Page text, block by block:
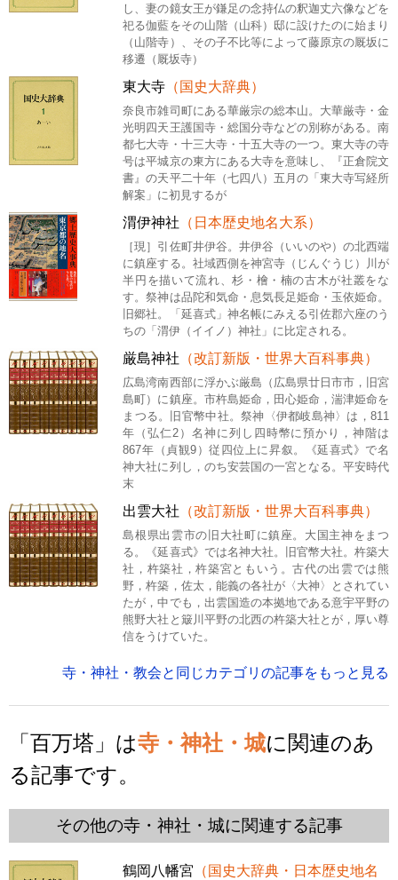
し、妻の鏡女王が鎌足の念持仏の釈迦丈六像などを
祀る伽藍をその山階（山科）邸に設けたのに始まり
（山階寺）、その子不比等によって藤原京の厩坂に
移遷（厩坂寺）
東大寺 （国史大辞典）
奈良市雑司町にある華厳宗の総本山。大華厳寺・金
光明四天王護国寺・総国分寺などの別称がある。南
都七大寺・十三大寺・十五大寺の一つ。東大寺の寺
号は平城京の東方にある大寺を意味し、『正倉院文
書』の天平二十年（七四八）五月の「東大寺写経所
解案」に初見するが
渭伊神社 （日本歴史地名大系）
［現］引佐町井伊谷。井伊谷（いいのや）の北西端
に鎮座する。社域西側を神宮寺（じんぐうじ）川が
半円を描いて流れ、杉・檜・楠の古木が社叢をな
す。祭神は品陀和気命・息気長足姫命・玉依姫命。
旧郷社。「延喜式」神名帳にみえる引佐郡六座のう
ちの「渭伊（イイノ）神社」に比定される。
厳島神社 （改訂新版・世界大百科事典）
広島湾南西部に浮かぶ厳島（広島県廿日市市，旧宮
島町）に鎮座。市杵島姫命，田心姫命，湍津姫命を
まつる。旧官幣中社。祭神〈伊都岐島神〉は，811
年（弘仁2）名神に列し四時幣に預かり，神階は
867年（貞観9）従四位上に昇叙。《延喜式》で名
神大社に列し，のち安芸国の一宮となる。平安時代
末
出雲大社 （改訂新版・世界大百科事典）
島根県出雲市の旧大社町に鎮座。大国主神をまつ
る。《延喜式》では名神大社。旧官幣大社。杵築大
社，杵築社，杵築宮ともいう。古代の出雲では熊
野，杵築，佐太，能義の各社が〈大神〉とされてい
たが，中でも，出雲国造の本拠地である意宇平野の
熊野大社と簸川平野の北西の杵築大社とが，厚い尊
信をうけていた。
寺・神社・教会と同じカテゴリの記事をもっと見る
「百万塔」は寺・神社・城に関連のあ
る記事です。
その他の寺・神社・城に関連する記事
鶴岡八幡宮 （国史大辞典・日本歴史地名